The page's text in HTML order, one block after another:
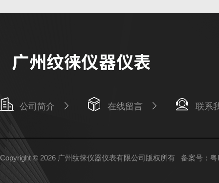
公司简介 在线留言 联系
Copyright © 2026 广州纹徕仪器仪表有限公司版权所有 备案号：